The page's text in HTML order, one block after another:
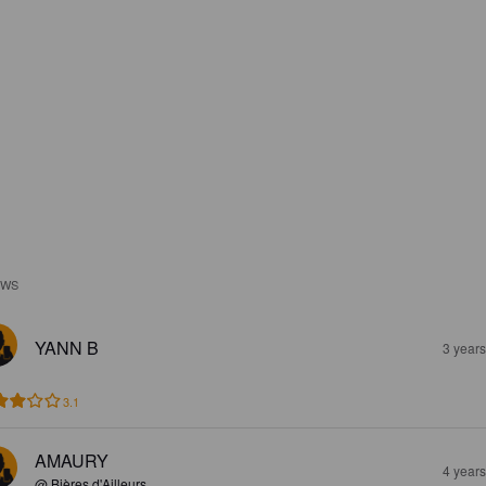
YANN B 3
3.1
AMAURY 4